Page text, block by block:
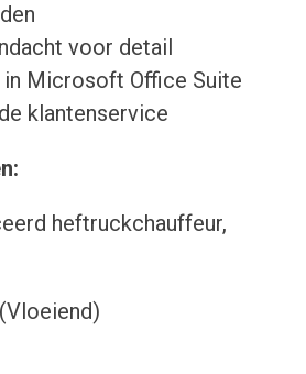
voor detail
in Microsoft Office Suite
klantenservice
heftruckchauffeur,